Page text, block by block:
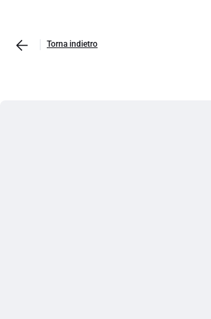
Torna indietro